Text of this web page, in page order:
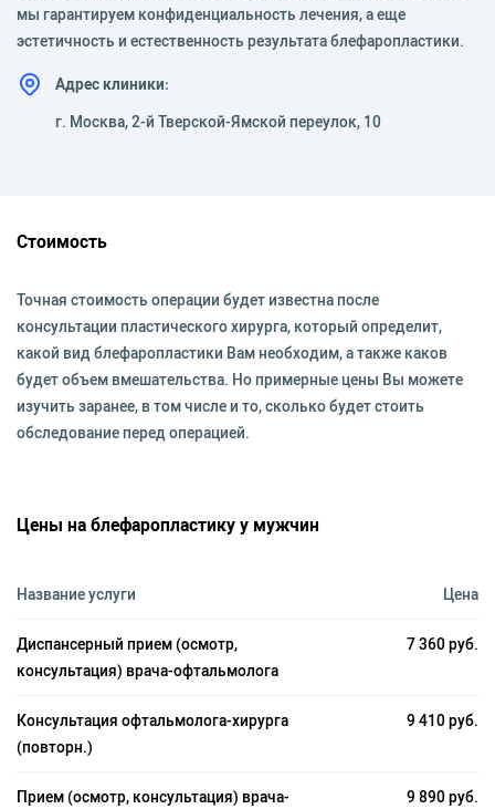
мы гарантируем конфиденциальность лечения, а еще
эстетичность и естественность результата блефаропластики.
Адрес клиники:
г. Москва, 2-й Тверской-Ямской переулок, 10
Стоимость
Точная стоимость операции будет известна после
консультации пластического хирурга, который определит,
какой вид блефаропластики Вам необходим, а также каков
будет объем вмешательства. Но примерные цены Вы можете
изучить заранее, в том числе и то, сколько будет стоить
обследование перед операцией.
Цены на блефаропластику у мужчин
Название услуги Цена
Диспансерный прием (осмотр,
консультация) врача-офтальмолога
7 360 руб.
Консультация офтальмолога-хирурга
(повторн.)
9 410 руб.
Прием (осмотр, консультация) врача-
9 890 руб.